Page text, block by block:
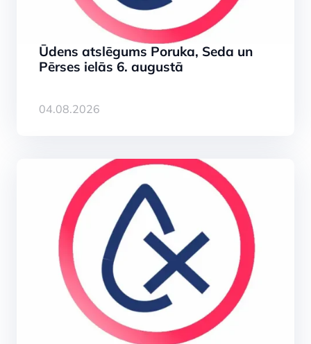
Ūdens atslēgums Poruka, Seda un
Pērses ielās 6. augustā
04.08.2026